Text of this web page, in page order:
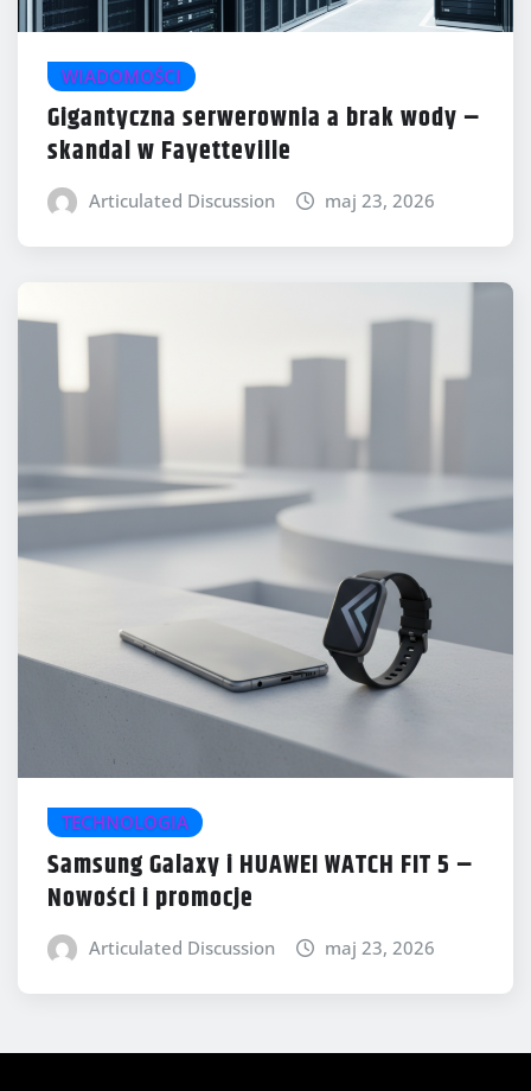
WIADOMOŚCI
Gigantyczna serwerownia a brak wody –
skandal w Fayetteville
Articulated Discussion maj 23, 2026
TECHNOLOGIA
Samsung Galaxy i HUAWEI WATCH FIT 5 –
Nowości i promocje
Articulated Discussion maj 23, 2026